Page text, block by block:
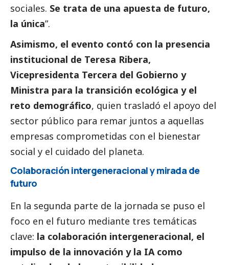
sociales. Se trata de una apuesta de futuro,
la única”.
Asimismo, el evento contó con la presencia
institucional de Teresa Ribera,
Vicepresidenta Tercera del Gobierno y
Ministra para la transición ecológica y el
reto demográfico, quien trasladó el apoyo del
sector público para remar juntos a aquellas
empresas comprometidas con el bienestar
social y el cuidado del planeta.
Colaboración intergeneracional y mirada de
futuro
En la segunda parte de la jornada se puso el
foco en el futuro mediante tres temáticas
clave: la colaboración intergeneracional, el
impulso de la innovación y la IA como